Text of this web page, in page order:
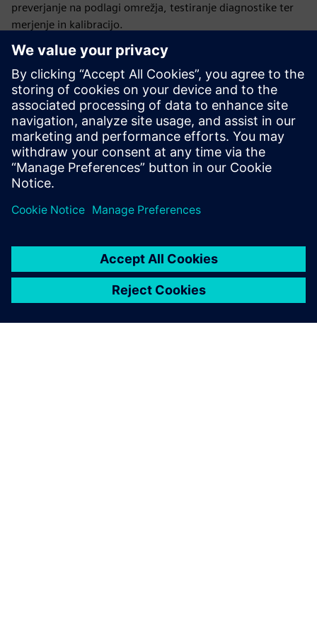
preverjanje na podlagi omrežja, testiranje diagnostike ter
merjenje in kalibracijo.
Preizkusite z zmogljivo in neprekinjeno integracijo
Izkoristite samodejno regresijsko testiranje, saj je za
uporabo programske opreme potreben samo računalnik.
Število testov, ki jih je mogoče izvesti, je omejeno le s
količino razpoložljivih računalniških virov. Zagotovite
popoln nadzor in avtomatizacijo testnih primerov z
zmogljivim skriptnim jezikom naše programske opreme.